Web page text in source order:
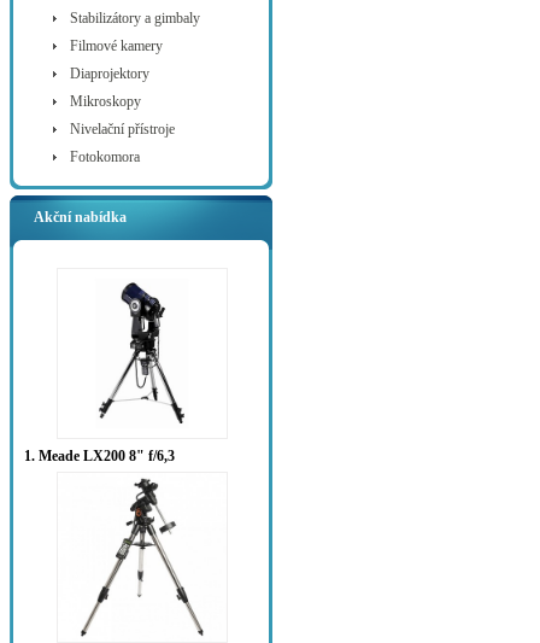
Stabilizátory a gimbaly
Filmové kamery
Diaprojektory
Mikroskopy
Nivelační přístroje
Fotokomora
Akční nabídka
1. Meade LX200 8" f/6,3